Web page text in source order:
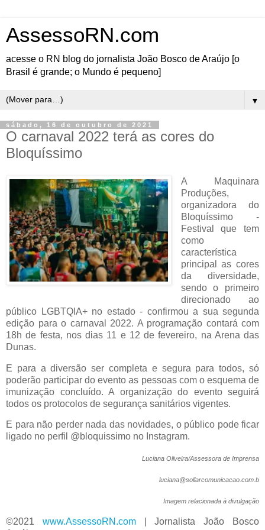
AssessoRN.com
acesse o RN blog do jornalista João Bosco de Araújo [o
Brasil é grande; o Mundo é pequeno]
▼
sábado, 16 de outubro de 2021
O carnaval 2022 terá as cores do
Bloquíssimo
A Maquinara
Produções,
organizadora do
Bloquíssimo -
Festival que tem
como
característica
principal as cores
da diversidade,
sendo o primeiro
direcionado ao
público LGBTQIA+ no estado - confirmou a sua segunda
edição para o carnaval 2022. A programação contará com
18h de festa, nos dias 11 e 12 de fevereiro, na Arena das
Dunas.
E para a diversão ser completa e segura para todos, só
poderão participar do evento as pessoas com o esquema de
imunização concluído. A organização do evento seguirá
todos os protocolos de segurança sanitários vigentes.
E para não perder nada das novidades, o público pode ficar
ligado no perfil @bloquissimo no Instagram.
Luciana Oliveira/Assessora de Imprensa
luciana@sollarcomunicacao.com.b
Imagem relacionada à divulgação
©2021 www.AssessoRN.com
Jornalista João Bosco